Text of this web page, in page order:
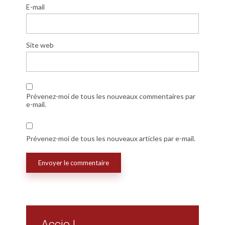
E-mail
Site web
Prévenez-moi de tous les nouveaux commentaires par
e-mail.
Prévenez-moi de tous les nouveaux articles par e-mail.